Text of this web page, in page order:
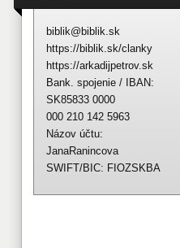
biblik@biblik.sk
https://biblik.sk/clanky
https://arkadijpetrov.sk
Bank. spojenie / IBAN:
SK85833 0000
000 210 142 5963
Názov účtu:
JanaRanincova
SWIFT/BIC: FIOZSKBA